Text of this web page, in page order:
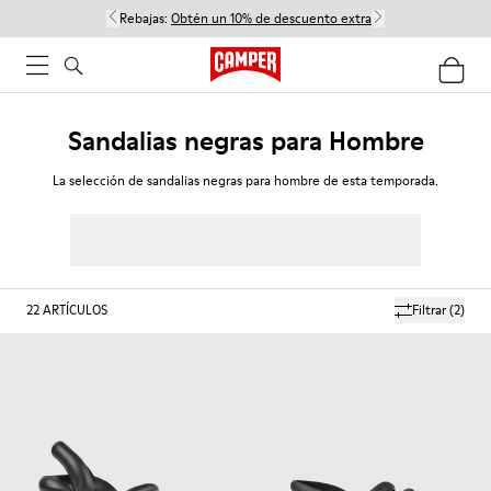
Rebajas: Obtén un 10% de descuento extra
Sandalias negras para Hombre
La selección de sandalias negras para hombre de esta temporada.
Filtrar(2)
22ARTÍCULOS